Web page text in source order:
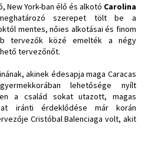
New York-ban élő és alkotó Carolina
szerepet tölt be a
mentes, nőies alkotásai és finom
tervezők közé emelték a négy
tervezőnőt.
akinek édesapja maga Caracas
lehetősége nyílt
a család sokat utazott, magas
iránti érdeklődése már korán
Cristóbal Balenciaga volt, akit